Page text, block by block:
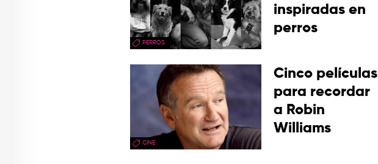
PERROS
inspiradas en
perros
CINE
Cinco películas
para recordar
a Robin
Williams